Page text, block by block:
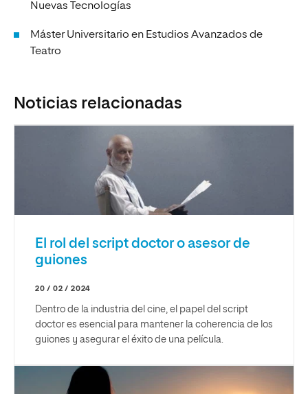
Nuevas Tecnologías
Máster Universitario en Estudios Avanzados de
Teatro
Noticias relacionadas
El rol del script doctor o asesor de
guiones
20 / 02 / 2024
Dentro de la industria del cine, el papel del script
doctor es esencial para mantener la coherencia de los
guiones y asegurar el éxito de una película.